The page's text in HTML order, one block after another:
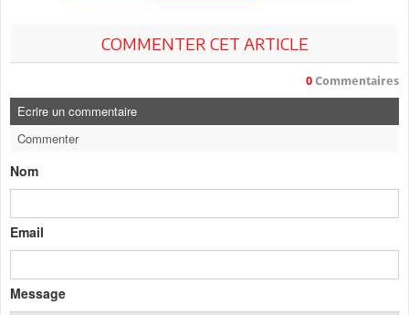
COMMENTER CET ARTICLE
0 Commentaires
Ecrire un commentaire
Commenter
Nom
Email
Message